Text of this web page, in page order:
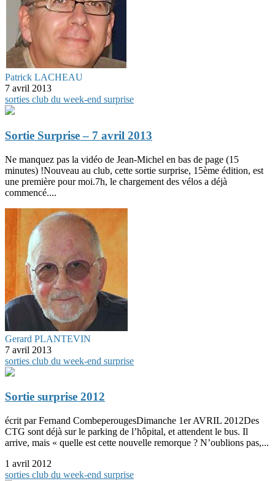
Patrick LACHEAU
7 avril 2013
sorties club du week-end surprise
Sortie Surprise – 7 avril 2013
Ne manquez pas la vidéo de Jean-Michel en bas de page (15
minutes) !Nouveau au club, cette sortie surprise, 15ème édition, est
une première pour moi.7h, le chargement des vélos a déjà
commencé....
Gerard PLANTEVIN
7 avril 2013
sorties club du week-end surprise
Sortie surprise 2012
écrit par Fernand CombeperougesDimanche 1er AVRIL 2012Des
CTG sont déjà sur le parking de l’hôpital, et attendent le bus. Il
arrive, mais « quelle est cette nouvelle remorque ? N’oublions pas,...
1 avril 2012
sorties club du week-end surprise